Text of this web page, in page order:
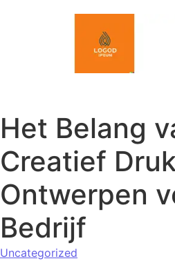
Het Belang
Creatief
Ontwerpen
Bedrijf
Uncategorized